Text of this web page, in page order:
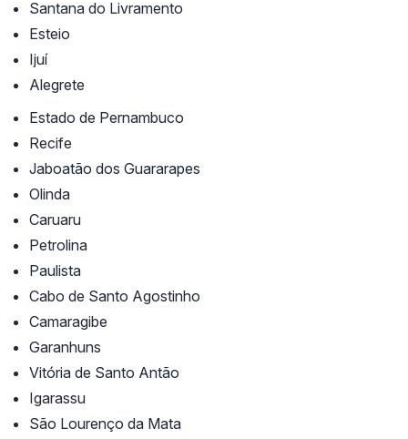
Santana do Livramento
Esteio
Ijuí
Alegrete
Estado de Pernambuco
Recife
Jaboatão dos Guararapes
Olinda
Caruaru
Petrolina
Paulista
Cabo de Santo Agostinho
Camaragibe
Garanhuns
Vitória de Santo Antão
Igarassu
São Lourenço da Mata